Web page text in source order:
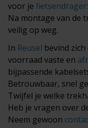
voor je fietsendrager:
Na montage van de
veilig op weg.
In Reusel bevind
voorraad vaste en
bijpassende
Betrouwbaar, snel
Twijfel je welke
Heb je vragen over
Neem gewoon